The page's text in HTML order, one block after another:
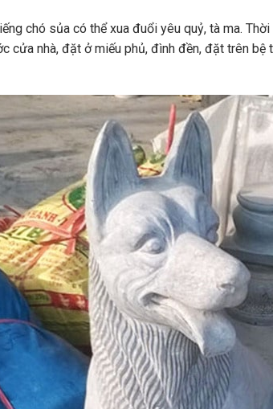
chó sủa có thể xua đuổi yêu quỷ, tà ma.
cửa nhà, đặt ở miếu phủ, đình đền, đặt trên